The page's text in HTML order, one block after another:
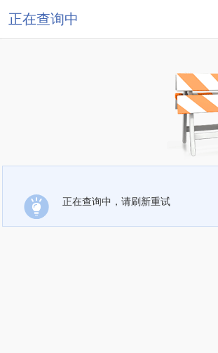
正在查询中
正在查询中，请刷新重试